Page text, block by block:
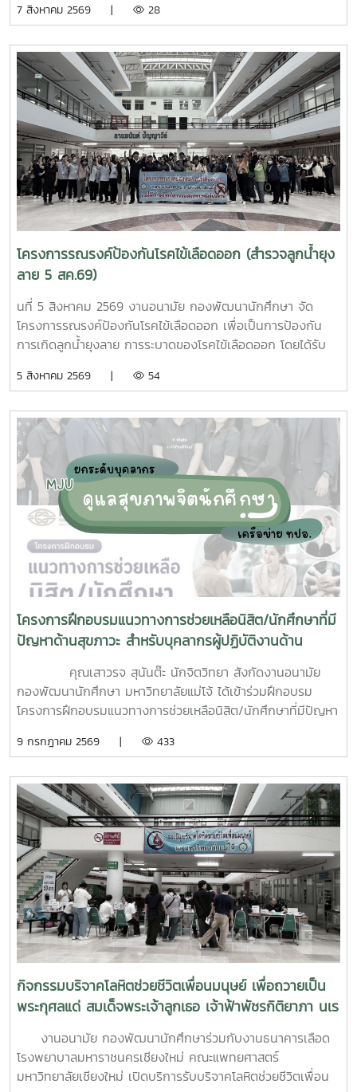
รกิติยาภา นเรนทิราเทพยวดี กรมหลวงราช สาริณีสิริพัชร มหา
น. ณ ลานอนันต์ ปัญญาวีร์ อาคารอำนวย ยศสุขนักศึกษาที่เข้า
ร่วมบริจาคจะได้ชั่วโมงกิจกรรมด้านจิตอาสา ครั้งละ 8 ชั่วโมง-
วันที่ 7 สิงหาคม 2569 มีผู้ประสงค์บริจาคโลหิต จำนวน 95 คน
ผ่านเกณฑ์สามารถบริจาคโลหิตได้ จำนวน 63 คน ( 28,350 CC.)
7 สิงหาคม 2569 | 28
โครงการรณรงค์ป้องกันโรคไข้เลือดออก (สำรวจลูกน้ำยุง
ลาย 5 สค.69)
นที่ 5 สิงหาคม 2569 งานอนามัย กองพัฒนานักศึกษา จัด
โครงการรณรงค์ป้องกันโรคไข้เลือดออก เพื่อเป็นการป้องกัน
การเกิดลูกน้ำยุงลาย การระบาดของโรคไข้เลือดออก โดยได้รับ
นักศึกษาจิตอาสา ร่วมกันสำรวจทำลายแหล่งเพาะพันธุ์ยุงลาย
มหาวิทยาลัยแม่โจ้ ทั้งนี้ได้รับความอนุเคราะห์รถรับนักศึกษาจาก
กองกายภาพและสิ่งแวดล้อม
5 สิงหาคม 2569 | 54
โครงการฝึกอบรมแนวทางการช่วยเหลือนิสิต/นักศึกษาที่มี
ปัญหาด้านสุขภาวะ สำหรับบุคลากรผู้ปฏิบัติงานด้าน
คุณเสาวรจ สุนันต๊ะ นักจิตวิทยา สังกัดงานอนามัย
กองพัฒนานักศึกษา มหาวิทยาลัยแม่โจ้ ได้เข้าร่วมฝึกอบรม
โครงการฝึกอบรมแนวทางการช่วยเหลือนิสิต/นักศึกษาที่มีปัญหา
ที่ 6–7 กรกฎาคม 2569 ณ ห้องบรรยาย ชั้น 1 กองพัฒนานิสิต
บุคลากรจากทั้งเครือข่าย ทปอ. และเครือข่ายสมาคมอุดมศึกษา
เอกชนแห่งประเทศไทย (สสอท.) การอบรมครั้งนี้มุ่งเน้นการ
พัฒนาองค์ความรู้และทักษะที่จำเป็นในการดูแลนิสิตนักศึกษา
ครอบคลุมตั้งแต่:ความรู้พื้นฐานด้านสุขภาพจิต: เรียนรู้แนวโน้ม
ปัญหา และปัจจัยเสี่ยงต่าง ๆ การคัดกรองและประเมินสุขภาพจิต
เบื้องต้น: ด้วยเครื่องมือมาตรฐาน เช่น DASS-21, PHQ-9 และ
ST-5 ทักษะการให้คำปรึกษาเบื้องต้น: อาทิ การฟังอย่างตั้งรับ
(Active Listening), ความเข้าใจใส่ใจ (Empathy) และการ
ปฐมพยาบาลทางจิตใจ (Psychological First Aid: PFA)
นอกจากนี้ ยังมีการเรียนรู้ระบบการดูแลและการส่งต่อกรณี
ฉุกเฉิน การทำงานร่วมกับผู้เชี่ยวชาญทางการแพทย์ ตลอดจน
การติดตามดูแลนิสิตอย่างต่อเนื่องสำหรับวันที่สองของการอบรม
มุ่งเน้นการจัดการสถานการณ์วิกฤตในมหาวิทยาลัย เช่น ภาวะ
เสี่ยงต่อการฆ่าตัวตาย การทำร้ายตนเอง ความรุนแรง และการก
ลั่นแกล้งทางไซเบอร์ (Cyberbullying) รวมถึงการออกแบบ
กิจกรรมเชิงป้องกันเพื่อสร้างความยืดหยุ่นทางใจ (Resilience)
9 กรกฎาคม 2569 | 433
กิจกรรมบริจาคโลหิตช่วยชีวิตเพื่อนมนุษย์ เพื่อถวายเป็น
พระกุศลแด่ สมเด็จพระเจ้าลูกเธอ เจ้าฟ้าพัชรกิติยาภา นเร
นทิราเทพยวดี กรมหลวงราช สาริณีสิริพัชร มหาวัชรราช
ธิดางานอนามัย กองพัฒนานักศึกษาร่วมกับงานธนาคารเลือด
โรงพยาบาลมหาราชนครเชียงใหม่ คณะแพทยศาสตร์
มหาวิทยาลัยเชียงใหม่ เปิดบริการรับบริจาคโลหิตช่วยชีวิตเพื่อน